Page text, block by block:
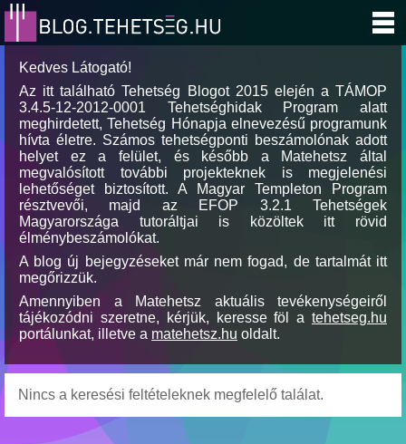
Kedves Látogató!
Az itt található Tehetség Blogot 2015 elején a TÁMOP
3.4.5-12-2012-0001 Tehetséghidak Program alatt
meghirdetett, Tehetség Hónapja elnevezésű programunk
hívta életre. Számos tehetségponti beszámolónak adott
helyet ez a felület, és később a Matehetsz által
megvalósított további projekteknek is megjelenési
lehetőséget biztosított. A Magyar Templeton Program
résztvevői, majd az EFOP 3.2.1 Tehetségek
Magyarországa tutoráltjai is közöltek itt rövid
élménybeszámolókat.
A blog új bejegyzéseket már nem fogad, de tartalmát itt
megőrizzük.
Amennyiben a Matehetsz aktuális tevékenységeiről
tájékozódni szeretne, kérjük, keresse föl a tehetseg.hu
portálunkat, illetve a matehetsz.hu oldalt.
Nincs a keresési feltételeknek megfelelő találat.